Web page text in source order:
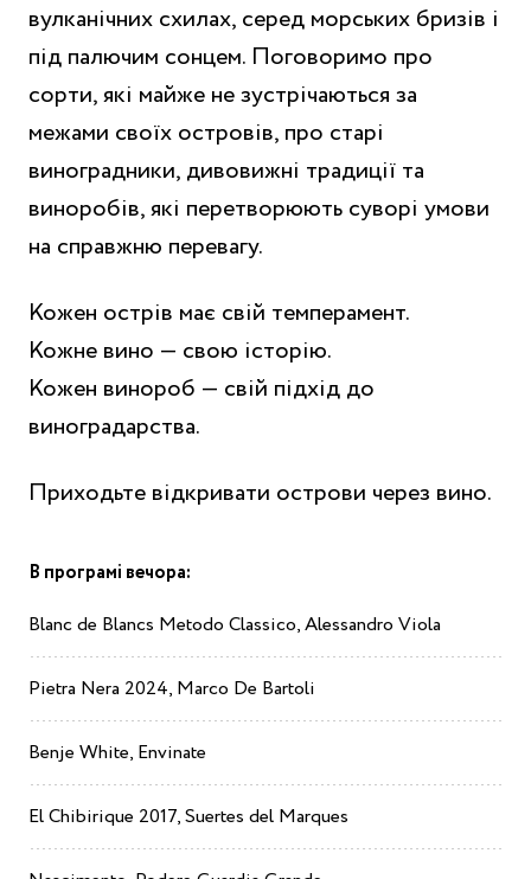
вулканічних схилах, серед морських бризів і
під палючим сонцем. Поговоримо про
сорти, які майже не зустрічаються за
межами своїх островів, про старі
виноградники, дивовижні традиції та
виноробів, які перетворюють суворі умови
на справжню перевагу.
Кожен острів має свій темперамент.
Кожне вино — свою історію.
Кожен винороб — свій підхід до
виноградарства.
Приходьте відкривати острови через вино.
В програмі вечора:
Blanc de Blancs Metodo Classico, Alessandro Viola
Pietra Nera 2024, Marco De Bartoli
Benje White, Envinate
El Chibirique 2017, Suertes del Marques